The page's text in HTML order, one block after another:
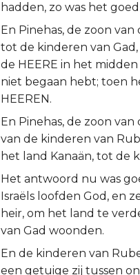
hadden, zo was het
En Pinehas, de zoon
tot de kinderen van
de HEERE in het
niet begaan hebt; toen
HEEREN.
En Pinehas, de zoon
van de kinderen van
het land Kanaän, tot de
Het antwoord nu was
Israëls loofden God, en
heir, om het land te
van Gad woonden.
En de kinderen van
een getuige zij tussen